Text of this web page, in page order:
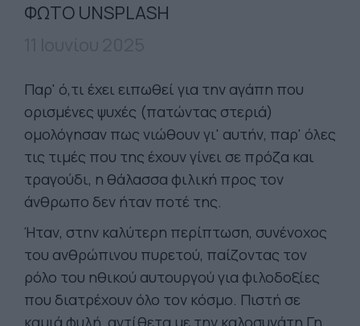
ΦΩΤΟ UNSPLASH
Παρ' ό,τι έχει ειπωθεί για την αγάπη που
ορισμένες ψυχές (πατώντας στεριά)
ομολόγησαν πως νιώθουν γι' αυτήν, παρ' όλες
τις τιμές που της έχουν γίνει σε πρόζα και
τραγούδι, η θάλασσα φιλική προς τον
άνθρωπο δεν ήταν ποτέ της.
Ήταν, στην καλύτερη περίπτωση, συνένοχος
του ανθρώπινου πυρετού, παίζοντας τον
ρόλο του ηθικού αυτουργού για φιλοδοξίες
που διατρέχουν όλο τον κόσμο. Πιστή σε
καμιά φυλή, αντίθετα με την καλοσυνάτη Γη,